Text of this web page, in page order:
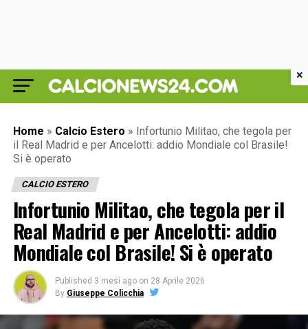
Home » Calcio Estero » Infortunio Militao, che tegola per
il Real Madrid e per Ancelotti: addio Mondiale col Brasile!
Si è operato
CALCIO ESTERO
Infortunio Militao, che tegola per il
Real Madrid e per Ancelotti: addio
Mondiale col Brasile! Si è operato
Published 3 mesi ago on 28 Aprile 2026
By Giuseppe Colicchia
×